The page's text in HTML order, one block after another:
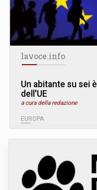
lavoce.info
Un abitante su sei
dell'UE
a cura della redazione
EUROPA